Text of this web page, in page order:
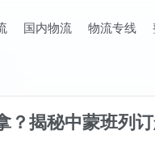
国内物流 物流专线
？揭秘中蒙班列